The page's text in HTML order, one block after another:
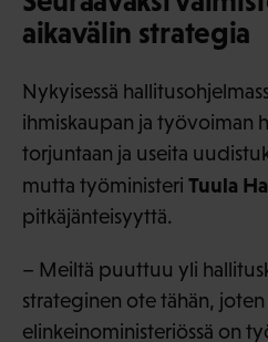
aikavälin strategia
Nykyisessä
ihmiskaupan ja työvoiman
torjuntaan ja useita
mutta työministeri Tuula
pitkäjänteisyyttä.
– Meiltä puuttuu yli
strateginen ote tähän,
elinkeinoministeriössä on